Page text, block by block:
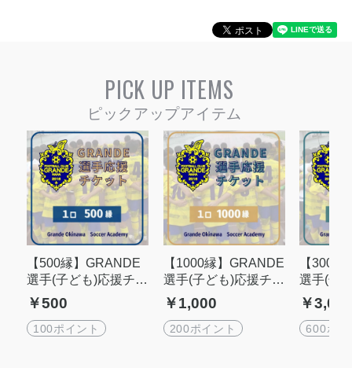
PICK UP ITEMS
【500縁】GRANDE
選手(子ども)応援チケ
ット
￥500
100ポイント
【1000縁】GRANDE
選手(子ども)応援チケ
ット
￥1,000
200ポイント
【3000
選手(子
ット
￥
600ポイ